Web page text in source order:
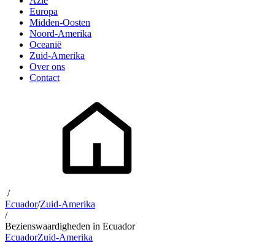
Europa
Midden-Oosten
Noord-Amerika
Oceanië
Zuid-Amerika
Over ons
Contact
/
Ecuador/Zuid-Amerika
/
Bezienswaardigheden in Ecuador
EcuadorZuid-Amerika